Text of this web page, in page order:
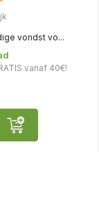
vondst vo...
vanaf 40€!